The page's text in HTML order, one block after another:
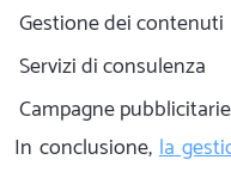
Gestione dei contenuti
Servizi di consulenza
Campagne pubblicitarie
In conclusione,la